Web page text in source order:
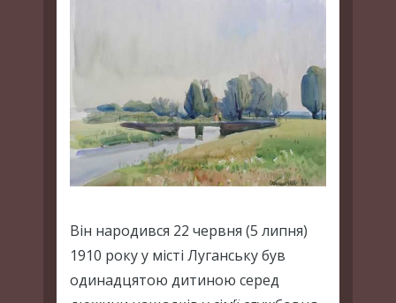
Він народився 22 червня (5 липня)
1910 року у місті Луганську був
одинадцятою дитиною серед